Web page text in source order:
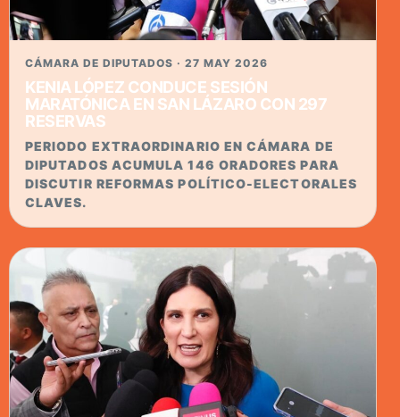
CÁMARA DE DIPUTADOS · 27 MAY 2026
KENIA LÓPEZ CONDUCE SESIÓN
MARATÓNICA EN SAN LÁZARO CON 297
RESERVAS
PERIODO EXTRAORDINARIO EN CÁMARA DE
DIPUTADOS ACUMULA 146 ORADORES PARA
DISCUTIR REFORMAS POLÍTICO-ELECTORALES
CLAVES.